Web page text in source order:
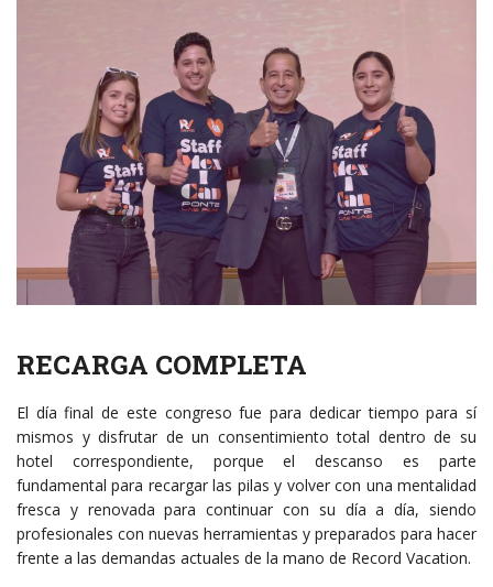
RECARGA COMPLETA
El día final de este congreso fue para dedicar tiempo para sí
mismos y disfrutar de un consentimiento total dentro de su
hotel correspondiente, porque el descanso es parte
fundamental para recargar las pilas y volver con una mentalidad
fresca y renovada para continuar con su día a día, siendo
profesionales con nuevas herramientas y preparados para hacer
frente a las demandas actuales de la mano de Record Vacation.